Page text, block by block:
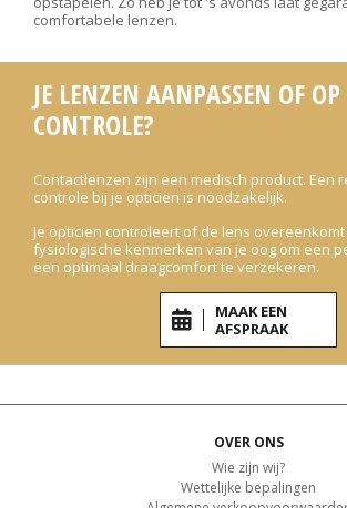
comfortabele lenzen.
JE LENZEN AANPASSEN OF OP
CONTROLE?
Contactlenzen zijn een medisch product. Een
controle bij je opticien is noodzakelijk.
Je opticien controleert of de lens
fysiologische kenmerken van je oog om een
een optimaal draagcomfort te verzekeren.
MAAK EEN
AFSPRAAK
OVER ONS
Wie zijn wij?
Wettelijke bepalingen